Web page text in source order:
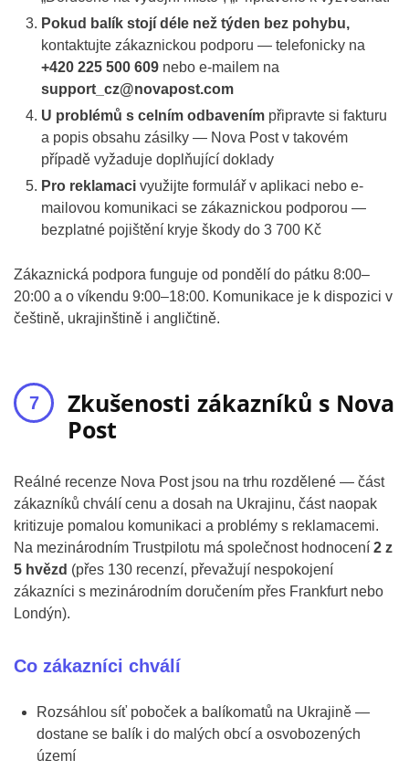
Pokud balík stojí déle než týden bez pohybu,
kontaktujte zákaznickou podporu — telefonicky na
+420 225 500 609 nebo e-mailem na
support_cz@novapost.com
U problémů s celním odbavením připravte si fakturu
a popis obsahu zásilky — Nova Post v takovém
případě vyžaduje doplňující doklady
Pro reklamaci využijte formulář v aplikaci nebo e-
mailovou komunikaci se zákaznickou podporou —
bezplatné pojištění kryje škody do 3 700 Kč
Zákaznická podpora funguje od pondělí do pátku 8:00–
20:00 a o víkendu 9:00–18:00. Komunikace je k dispozici v
češtině, ukrajinštině i angličtině.
Zkušenosti zákazníků s Nova
Post
Reálné recenze Nova Post jsou na trhu rozdělené — část
zákazníků chválí cenu a dosah na Ukrajinu, část naopak
kritizuje pomalou komunikaci a problémy s reklamacemi.
Na mezinárodním Trustpilotu má společnost hodnocení 2 z
5 hvězd (přes 130 recenzí, převažují nespokojení
zákazníci s mezinárodním doručením přes Frankfurt nebo
Londýn).
Co zákazníci chválí
Rozsáhlou síť poboček a balíkomatů na Ukrajině —
dostane se balík i do malých obcí a osvobozených
území